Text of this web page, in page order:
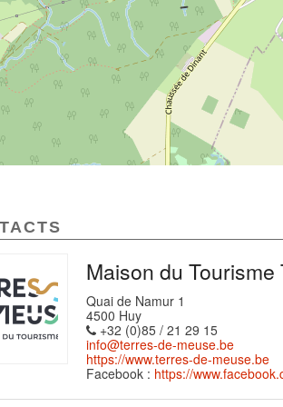
Maison du
Quai de Namur 1
4500 Huy
+32 (0)85 / 21 29 15
info@terres-de-meuse.be
https://www.terres-de-meuse.be
Facebook : https://